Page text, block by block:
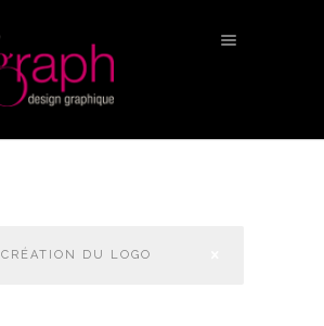
CRÉATION DU LOGO